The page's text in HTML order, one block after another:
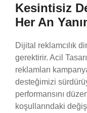
Kesintisiz
Her An
Dijital reklamcılık
gerektirir. Acil
reklamları
desteğimizi
performansını
koşullarındaki